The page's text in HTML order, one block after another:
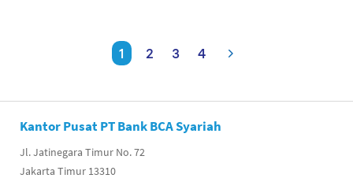
1 2 3 4
Kantor Pusat PT Bank BCA Syariah
Jl. Jatinegara Timur No. 72
Jakarta Timur 13310